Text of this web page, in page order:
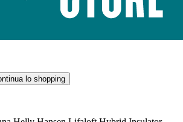
lo shopping